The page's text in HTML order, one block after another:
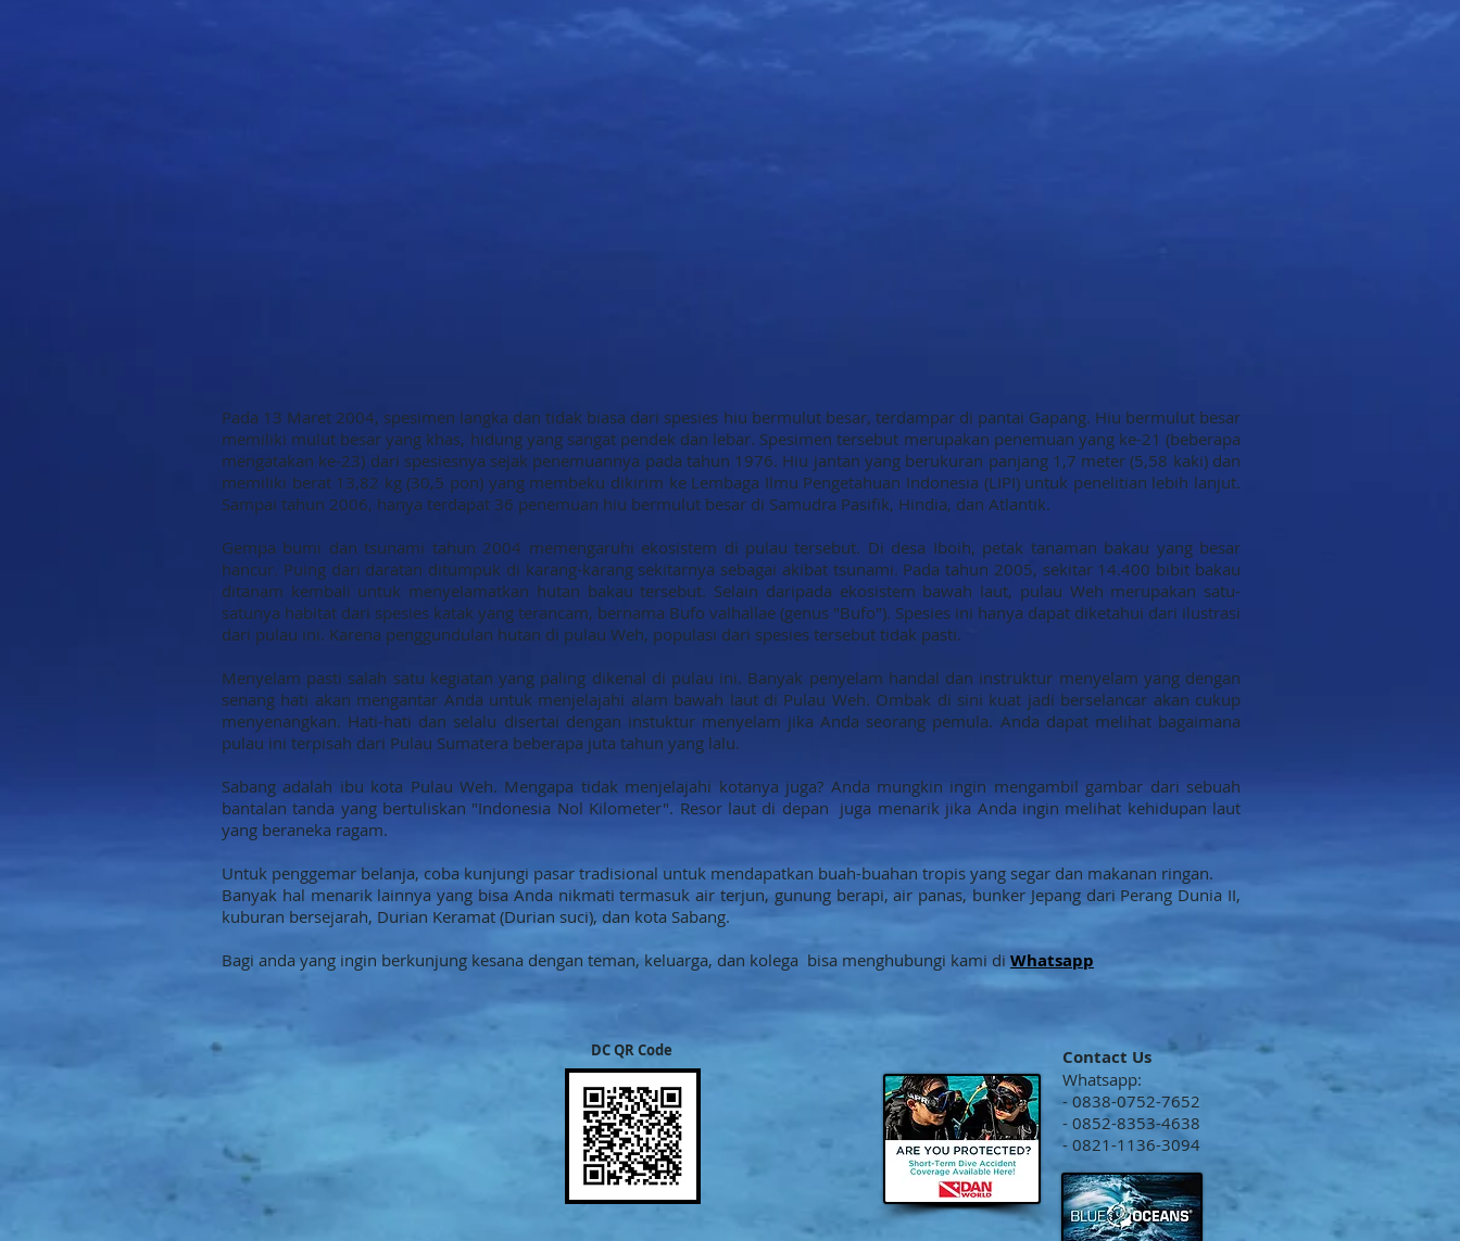
Pada 13 Maret 2004, spesimen langka dan tidak biasa dari spesies hiu bermulut besar, terdampar di pantai Gapang. Hiu bermulut besar
memiliki mulut besar yang khas, hidung yang sangat pendek dan lebar. Spesimen tersebut merupakan penemuan yang ke-21 (beberapa
mengatakan ke-23) dari spesiesnya sejak penemuannya pada tahun 1976. Hiu jantan yang berukuran panjang 1,7 meter (5,58 kaki) dan
memiliki berat 13,82 kg (30,5 pon) yang membeku dikirim ke Lembaga Ilmu Pengetahuan Indonesia (LIPI) untuk penelitian lebih lanjut.
Sampai tahun 2006, hanya terdapat 36 penemuan hiu bermulut besar di Samudra Pasifik, Hindia, dan Atlantik.
Gempa bumi dan tsunami tahun 2004 memengaruhi ekosistem di pulau tersebut. Di desa Iboih, petak tanaman bakau yang besar
hancur. Puing dari daratan ditumpuk di karang-karang sekitarnya sebagai akibat tsunami. Pada tahun 2005, sekitar 14.400 bibit bakau
ditanam kembali untuk menyelamatkan hutan bakau tersebut. Selain daripada ekosistem bawah laut, pulau Weh merupakan satu-
satunya habitat dari spesies katak yang terancam, bernama Bufo valhallae (genus "Bufo"). Spesies ini hanya dapat diketahui dari ilustrasi
dari pulau ini. Karena penggundulan hutan di pulau Weh, populasi dari spesies tersebut tidak pasti.
Menyelam pasti salah satu kegiatan yang paling dikenal di pulau ini. Banyak penyelam handal dan instruktur menyelam yang dengan
senang hati akan mengantar Anda untuk menjelajahi alam bawah laut di Pulau Weh. Ombak di sini kuat jadi berselancar akan cukup
menyenangkan. Hati-hati dan selalu disertai dengan instuktur menyelam jika Anda seorang pemula. Anda dapat melihat bagaimana
pulau ini terpisah dari Pulau Sumatera beberapa juta tahun yang lalu.
Sabang adalah ibu kota Pulau Weh. Mengapa tidak menjelajahi kotanya juga? Anda mungkin ingin mengambil gambar dari sebuah
bantalan tanda yang bertuliskan "Indonesia Nol Kilometer". Resor laut di depan juga menarik jika Anda ingin melihat kehidupan laut
yang beraneka ragam.
Untuk penggemar belanja, coba kunjungi pasar tradisional untuk mendapatkan buah-buahan tropis yang segar dan makanan ringan.
Banyak hal menarik lainnya yang bisa Anda nikmati termasuk air terjun, gunung berapi, air panas, bunker Jepang dari Perang Dunia II,
kuburan bersejarah, Durian Keramat (Durian suci), dan kota Sabang.
Bagi anda yang ingin berkunjung kesana dengan teman, keluarga, dan kolega bisa menghubungi kami di Whatsapp
DC QR Code Contact Us
Whatsapp:
- 0838-0752-7652
- 0852-8353-4638
- 0821-1136-3094